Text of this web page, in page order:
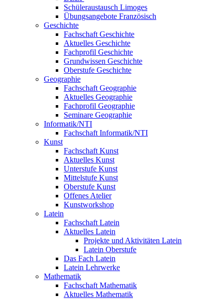
Schüleraustausch Limoges
Übungsangebote Französisch
Geschichte
Fachschaft Geschichte
Aktuelles Geschichte
Fachprofil Geschichte
Grundwissen Geschichte
Oberstufe Geschichte
Geographie
Fachschaft Geographie
Aktuelles Geographie
Fachprofil Geographie
Seminare Geographie
Informatik/NTI
Fachschaft Informatik/NTI
Kunst
Fachschaft Kunst
Aktuelles Kunst
Unterstufe Kunst
Mittelstufe Kunst
Oberstufe Kunst
Offenes Atelier
Kunstworkshop
Latein
Fachschaft Latein
Aktuelles Latein
Projekte und Aktivitäten Latein
Latein Oberstufe
Das Fach Latein
Latein Lehrwerke
Mathematik
Fachschaft Mathematik
Aktuelles Mathematik